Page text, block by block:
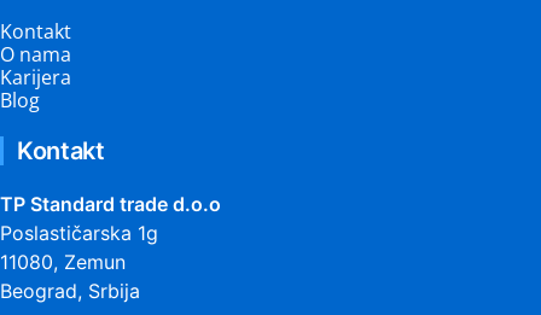
Kontakt
O nama
Karijera
Blog
Kontakt
TP Standard trade d.o.o
Poslastičarska 1g
11080, Zemun
Beograd, Srbija